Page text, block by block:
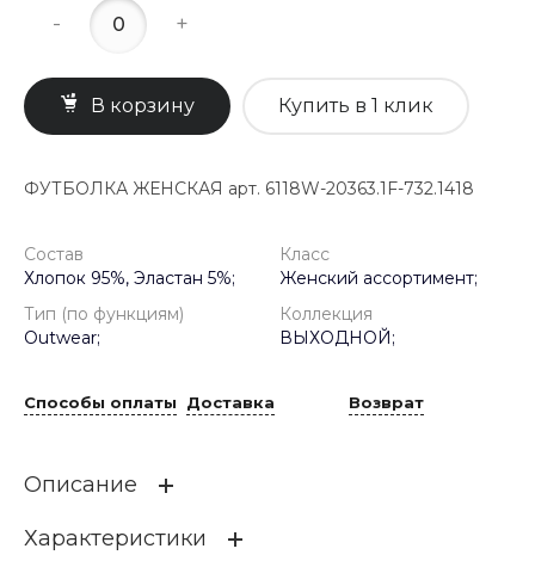
- +
В корзину Купить в 1 клик
ФУТБОЛКА ЖЕНСКАЯ арт. 6118W-20363.1F-732.1418
Состав
Хлопок 95%, Эластан 5%;
Класс
Женский ассортимент;
Тип (по функциям)
Outwear;
Коллекция
ВЫХОДНОЙ;
Способы оплаты Доставка Возврат
Описание
Футболка расслабленного кроя со спущенной линией
Характеристики